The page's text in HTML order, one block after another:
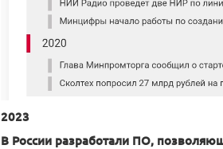
2023
В России разработали ПО,